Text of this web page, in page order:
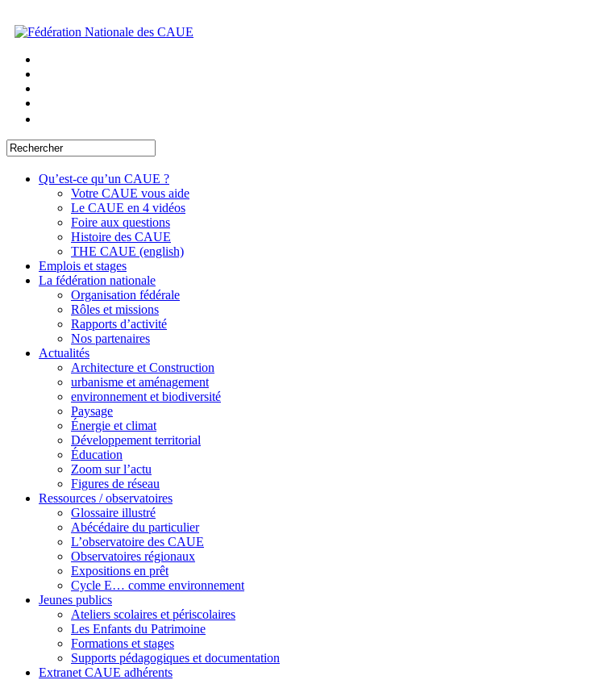
Qu’est-ce qu’un CAUE ?
Votre CAUE vous aide
Le CAUE en 4 vidéos
Foire aux questions
Histoire des CAUE
THE CAUE (english)
Emplois et stages
La fédération nationale
Organisation fédérale
Rôles et missions
Rapports d’activité
Nos partenaires
Actualités
Architecture et Construction
urbanisme et aménagement
environnement et biodiversité
Paysage
Énergie et climat
Développement territorial
Éducation
Zoom sur l’actu
Figures de réseau
Ressources / observatoires
Glossaire illustré
Abécédaire du particulier
L’observatoire des CAUE
Observatoires régionaux
Expositions en prêt
Cycle E… comme environnement
Jeunes publics
Ateliers scolaires et périscolaires
Les Enfants du Patrimoine
Formations et stages
Supports pédagogiques et documentation
Extranet CAUE adhérents